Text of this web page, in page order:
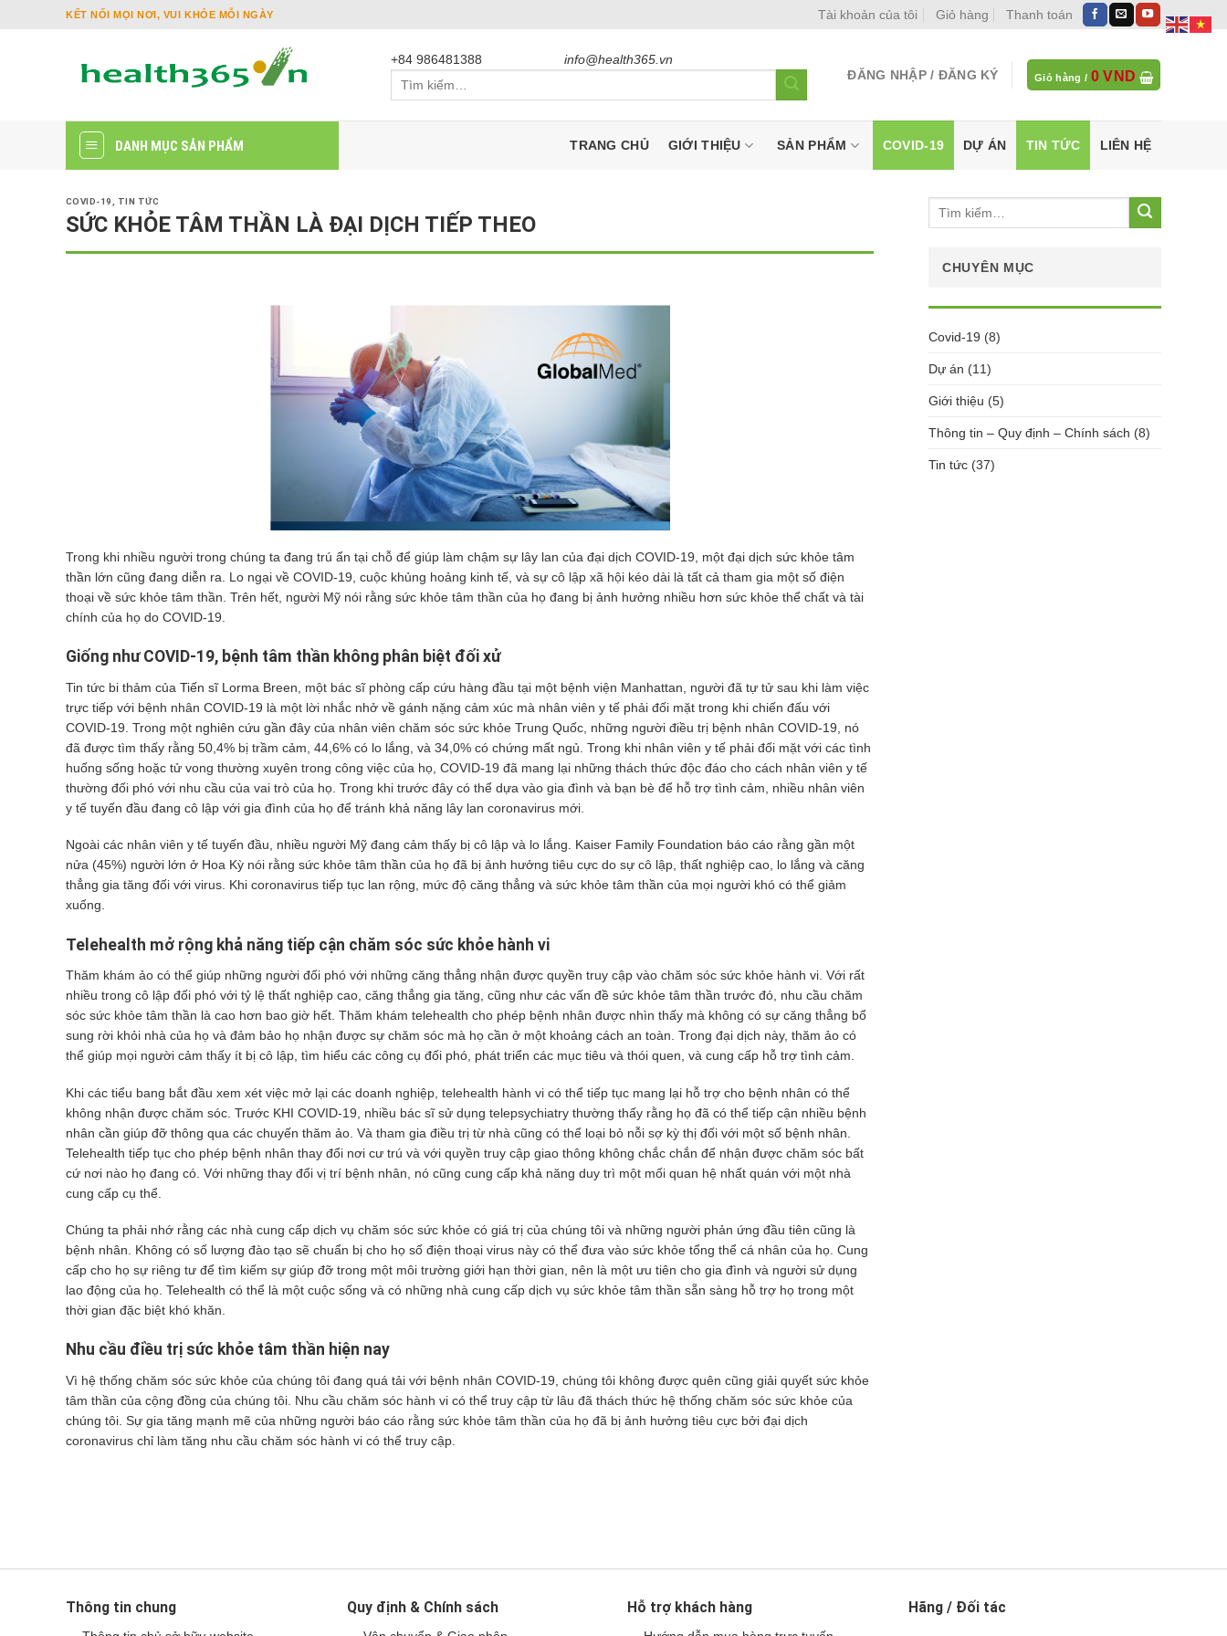
KẾT NỐI MỌI NƠI, VUI KHỎE MỖI NGÀY Tài khoản của tôi Giỏ hàng Thanh toán
+84 986481388 info@health365.vn
Tìm
ĐĂNG NHẬP / ĐĂNG KÝ Giỏ hàng / 0VND
DANH MỤC SẢN PHẨM TRANG CHỦ GIỚI THIỆU SẢN PHẨM COVID-19 DỰ ÁN TIN TỨC LIÊN HỆ
COVID-19 TIN TỨC
SỨC KHỎE TÂM THẦN LÀ ĐẠI DỊCH TIẾP THEO
Trong khi nhiều người trong chúng ta đang trú ẩn tại chỗ để giúp làm chậm sự lây lan của đại dịch COVID-19, một đại dịch sức khỏe tâm
thần lớn cũng đang diễn ra. Lo ngại về COVID-19, cuộc khủng hoảng kinh tế, và sự cô lập xã hội kéo dài là tất cả tham gia một số điện
thoại về sức khỏe tâm thần. Trên hết, người Mỹ nói rằng sức khỏe tâm thần của họ đang bị ảnh hưởng nhiều hơn sức khỏe thể chất và tài
chính của họ do COVID-19.
Giống như COVID-19, bệnh tâm thần không phân biệt đối xử
Tin tức bi thảm của Tiến sĩ Lorma Breen, một bác sĩ phòng cấp cứu hàng đầu tại một bệnh viện Manhattan, người đã tự tử sau khi làm việc
trực tiếp với bệnh nhân COVID-19 là một lời nhắc nhở về gánh nặng cảm xúc mà nhân viên y tế phải đối mặt trong khi chiến đấu với
COVID-19. Trong một nghiên cứu gần đây của nhân viên chăm sóc sức khỏe Trung Quốc, những người điều trị bệnh nhân COVID-19, nó
đã được tìm thấy rằng 50,4% bị trầm cảm, 44,6% có lo lắng, và 34,0% có chứng mất ngủ. Trong khi nhân viên y tế phải đối mặt với các tình
huống sống hoặc tử vong thường xuyên trong công việc của họ, COVID-19 đã mang lại những thách thức độc đáo cho cách nhân viên y tế
thường đối phó với nhu cầu của vai trò của họ. Trong khi trước đây có thể dựa vào gia đình và bạn bè để hỗ trợ tình cảm, nhiều nhân viên
y tế tuyến đầu đang cô lập với gia đình của họ để tránh khả năng lây lan coronavirus mới.
Ngoài các nhân viên y tế tuyến đầu, nhiều người Mỹ đang cảm thấy bị cô lập và lo lắng. Kaiser Family Foundation báo cáo rằng gần một
nửa (45%) người lớn ở Hoa Kỳ nói rằng sức khỏe tâm thần của họ đã bị ảnh hưởng tiêu cực do sự cô lập, thất nghiệp cao, lo lắng và căng
thẳng gia tăng đối với virus. Khi coronavirus tiếp tục lan rộng, mức độ căng thẳng và sức khỏe tâm thần của mọi người khó có thể giảm
xuống.
Telehealth mở rộng khả năng tiếp cận chăm sóc sức khỏe hành vi
Thăm khám ảo có thể giúp những người đối phó với những căng thẳng nhận được quyền truy cập vào chăm sóc sức khỏe hành vi. Với rất
nhiều trong cô lập đối phó với tỷ lệ thất nghiệp cao, căng thẳng gia tăng, cũng như các vấn đề sức khỏe tâm thần trước đó, nhu cầu chăm
sóc sức khỏe tâm thần là cao hơn bao giờ hết. Thăm khám telehealth cho phép bệnh nhân được nhìn thấy mà không có sự căng thẳng bổ
sung rời khỏi nhà của họ và đảm bảo họ nhận được sự chăm sóc mà họ cần ở một khoảng cách an toàn. Trong đại dịch này, thăm ảo có
thể giúp mọi người cảm thấy ít bị cô lập, tìm hiểu các công cụ đối phó, phát triển các mục tiêu và thói quen, và cung cấp hỗ trợ tình cảm.
Khi các tiểu bang bắt đầu xem xét việc mở lại các doanh nghiệp, telehealth hành vi có thể tiếp tục mang lại hỗ trợ cho bệnh nhân có thể
không nhận được chăm sóc. Trước KHI COVID-19, nhiều bác sĩ sử dụng telepsychiatry thường thấy rằng họ đã có thể tiếp cận nhiều bệnh
nhân cần giúp đỡ thông qua các chuyến thăm ảo . Và tham gia điều trị từ nhà cũng có thể loại bỏ nỗi sợ kỳ thị đối với một số bệnh nhân
Telehealth tiếp tục cho phép bệnh nhân thay đổi nơi cư trú và với quyền truy cập giao thông không chắc chắn để nhận được chăm sóc bất
cứ nơi nào họ đang có. Với những thay đổi vị trí bệnh nhân, nó cũng cung cấp khả năng duy trì một mối quan hệ nhất quán với một nhà
cung cấp cụ thể.
Chúng ta phải nhớ rằng các nhà cung cấp dịch vụ chăm sóc sức khỏe có giá trị của chúng tôi và những người phản ứng đầu tiên cũng là
bệnh nhân. Không có số lượng đào tạo sẽ chuẩn bị cho họ số điện thoại virus này có thể đưa vào sức khỏe tổng thể cá nhân của họ. Cung
cấp cho họ sự riêng tư để tìm kiếm sự giúp đỡ trong một môi trường giới hạn thời gian, nên là một ưu tiên cho gia đình và người sử dụng
lao động của họ. Telehealth có thể là một cuộc sống và có những nhà cung cấp dịch vụ sức khỏe tâm thần sẵn sàng hỗ trợ họ trong một
thời gian đặc biệt khó khăn.
Nhu cầu điều trị sức khỏe tâm thần hiện nay
Vì hệ thống chăm sóc sức khỏe của chúng tôi đang quá tải với bệnh nhân COVID-19, chúng tôi không được quên cũng giải quyết sức khỏe
tâm thần của cộng đồng của chúng tôi. Nhu cầu chăm sóc hành vi có thể truy cập từ lâu đã thách thức hệ thống chăm sóc sức khỏe của
chúng tôi. Sự gia tăng mạnh mẽ của những người báo cáo rằng sức khỏe tâm thần của họ đã bị ảnh hưởng tiêu cực bởi đại dịch
coronavirus chỉ làm tăng nhu cầu chăm sóc hành vi có thể truy cập.
Tìm
CHUYÊN MỤC
Covid-19 (8)
Dự án (11)
Giới thiệu (5)
Thông tin – Quy định – Chính sách (8)
Tin tức (37)
Thông tin chung Quy định & Chính sách Hỗ trợ khách hàng Hãng / Đối tác